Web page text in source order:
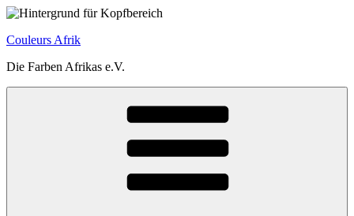
Zum
springen
Couleurs Afrik
Die Farben Afrikas e.V.